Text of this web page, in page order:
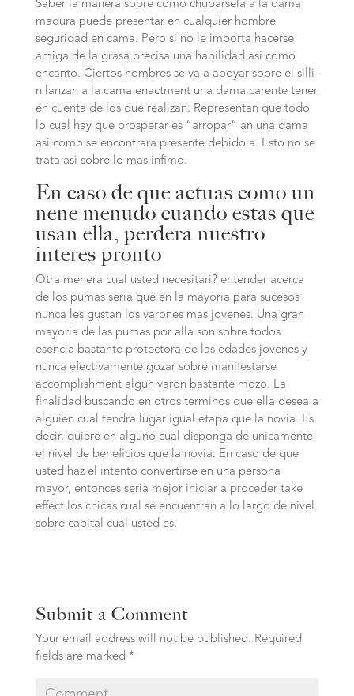
Saber la manera sobre como chuparsela a la dama
madura puede presentar en cualquier hombre
seguridad en cama. Pero si no le importa hacerse
amiga de la grasa precisa una habilidad asi­ como
encanto. Ciertos hombres se va a apoyar sobre el silli­
n lanzan a la cama enactment una dama carente tener
en cuenta de los que realizan. Representan que todo
lo cual hay que prosperar es “arropar” an una dama
asi­ como se encontrara presente debido a. Esto no se
trata asi sobre lo mas infimo.
En caso de que actuas como un
nene menudo cuando estas que
usan ella, perdera nuestro
interes pronto
Otra menera cual usted necesitari? entender acerca
de los pumas seri­a que en la mayoria para sucesos
nunca les gustan los varones mas jovenes. Una gran
mayoria de las pumas por alla son sobre todos
esencia bastante protectora de las edades jovenes y
nunca efectivamente gozar sobre manifestarse
accomplishment algun varon bastante mozo. La
finalidad buscando en otros terminos que ella desea a
alguien cual tendra lugar igual etapa que la novia. Es
decir, quiere en alguno cual disponga de unicamente
el nivel de beneficios que la novia. En caso de que
usted haz el intento convertirse en una persona
mayor, entonces seri­a mejor iniciar a proceder take
effect los chicas cual se encuentran a lo largo de nivel
sobre capital cual usted es.
Submit a Comment
Your email address will not be published. Required
fields are marked *